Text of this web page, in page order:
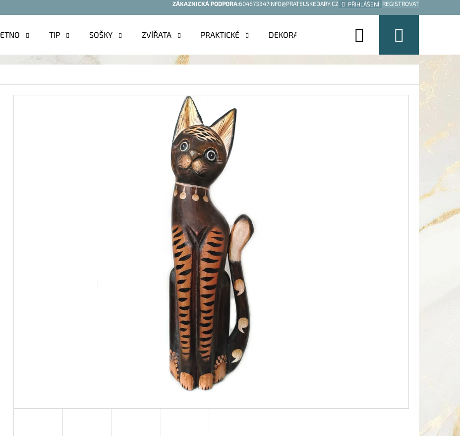
ZÁKAZNICKÁ PODPORA:604673347INFO@PRATELSKEDARY.CZ PŘIHLÁŠENÍ REGISTROVAT
ETNO TIP SOŠKY ZVÍŘATA PRAKTICKÉ DEKORACE Hledat
košík
CO POTŘEBUJETE NAJÍT?
LUXUSNÍ XL SOCHA SOUSOŠÍ DELFÍN 2 /
DŘEVO 1,1M
2 373 Kč
Původně: 3 490 Kč